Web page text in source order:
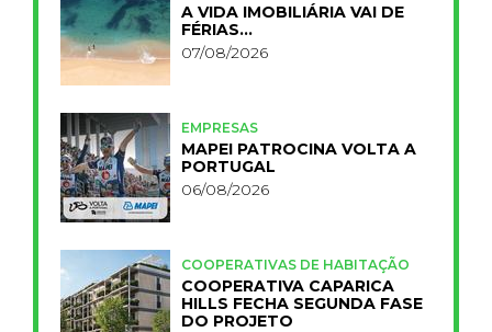
A VIDA IMOBILIÁRIA VAI DE
FÉRIAS…
07/08/2026
EMPRESAS
MAPEI PATROCINA VOLTA A
PORTUGAL
06/08/2026
COOPERATIVAS DE HABITAÇÃO
COOPERATIVA CAPARICA
HILLS FECHA SEGUNDA FASE
DO PROJETO